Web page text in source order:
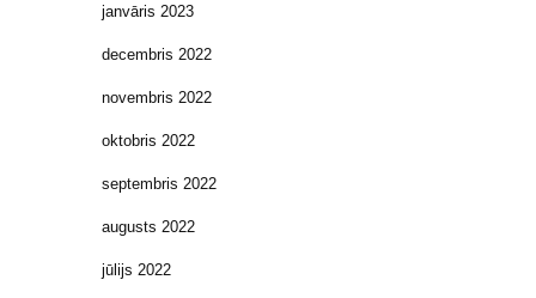
janvāris 2023
decembris 2022
novembris 2022
oktobris 2022
septembris 2022
augusts 2022
jūlijs 2022